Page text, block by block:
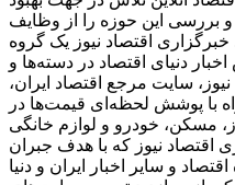
بررسی این حوزه را از وظایف
اقتصاد نیوز یک گروه
دنیای اقتصاد در دسته‌ها و
سایت مرجع اقتصاد ایران،
با پوشش لحظه‌ای قیمت‌ها در
مسکن، خودرو و لوازم خانگی
نیوز که با هدف جبران
و سایر اخبار ایران و دنیا